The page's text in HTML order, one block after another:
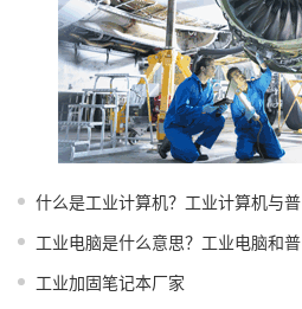
什么是工业计算机？工业计算机与普
工业电脑是什么意思？工业电脑和普
工业加固笔记本厂家